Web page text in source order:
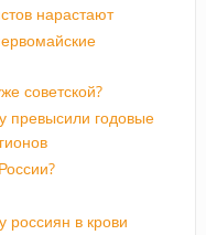
нарастают
советской?
превысили годовые
россиян в крови